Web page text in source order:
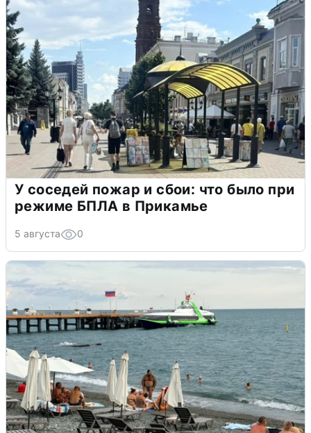
У соседей пожар и сбои: что было при
режиме БПЛА в Прикамье
5 августа 0